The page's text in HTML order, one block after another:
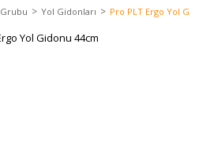
Yol Gidonları Pro PLT Ergo Yol